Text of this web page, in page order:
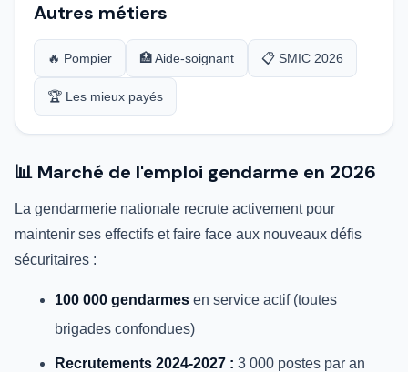
Autres métiers
🔥 Pompier 🏥 Aide-soignant 📋 SMIC 2026
🏆 Les mieux payés
📊 Marché de l'emploi gendarme en 2026
La gendarmerie nationale recrute activement pour
maintenir ses effectifs et faire face aux nouveaux défis
sécuritaires :
100 000 gendarmes en service actif (toutes
brigades confondues)
Recrutements 2024-2027 : 3 000 postes par an